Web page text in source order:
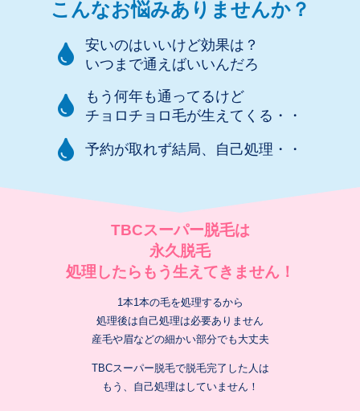
こんなお悩みありませんか？
安いのはいいけど効果は？
いつまで通えばいいんだろ
もう何年も通ってるけど
チョロチョロ毛が生えてくる・・
予約が取れず結局、自己処理・・
TBCスーパー脱毛は
永久脱毛
処理したらもう生えてきません！
1本1本の毛を処理するから
処理後は自己処理は必要ありません
産毛や眉などの細かい部分でも大丈夫
TBCスーパー脱毛で脱毛完了した人は
もう、自己処理はしていません！